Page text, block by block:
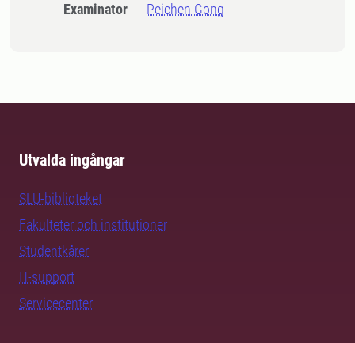
Examinator Peichen Gong
Utvalda ingångar
SLU-biblioteket
Fakulteter och institutioner
Studentkårer
IT-support
Servicecenter